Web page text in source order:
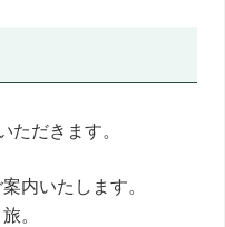
ただきます。
内いたします。
。